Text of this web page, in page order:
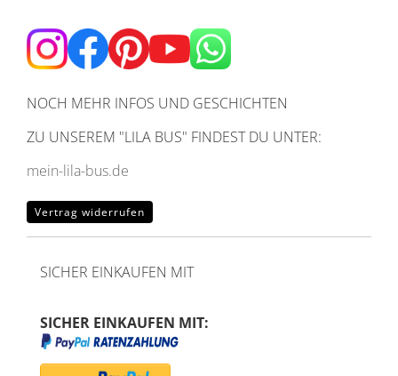
NOCH MEHR INFOS UND GESCHICHTEN
ZU UNSEREM "LILA BUS" FINDEST DU UNTER:
mein-lila-bus.de
Vertrag widerrufen
SICHER EINKAUFEN MIT
SICHER EINKAUFEN MIT: